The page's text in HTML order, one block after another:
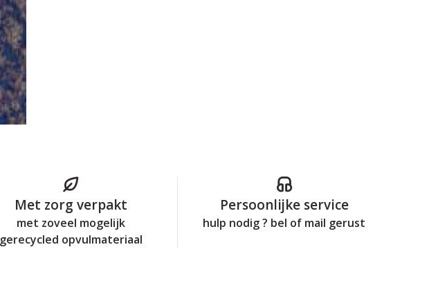
Met zorg verpakt
met zoveel mogelijk
gerecycled opvulmateriaal
Persoonlijke service
hulp nodig ? bel of mail gerust